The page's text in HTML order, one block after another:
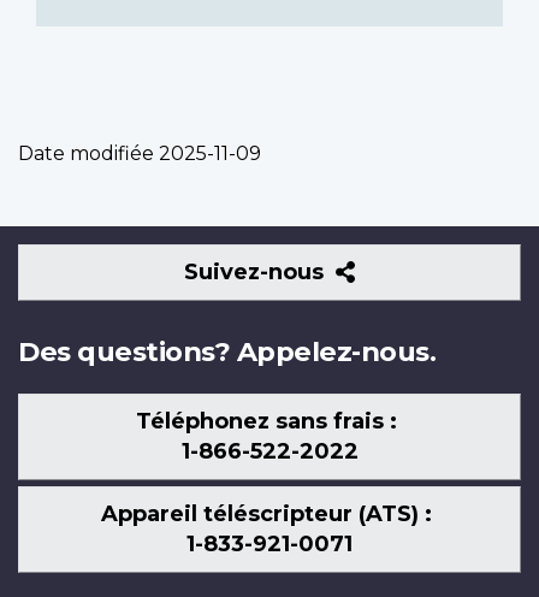
Date modifiée 2025-11-09
Suivez-nous
Suivez-
nous
Des questions? Appelez-nous.
Téléphonez sans frais :
1-866-522-2022
Appareil téléscripteur (ATS) :
1-833-921-0071